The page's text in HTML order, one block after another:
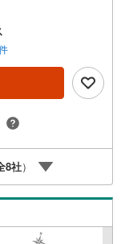
産売買専門会社で
も多数ご用意！お
門スタッフによる
ンシャルプラン提案
に知らないお客様
える、国からの特
上から必要になる
イミング】で不安
--------------
8社）